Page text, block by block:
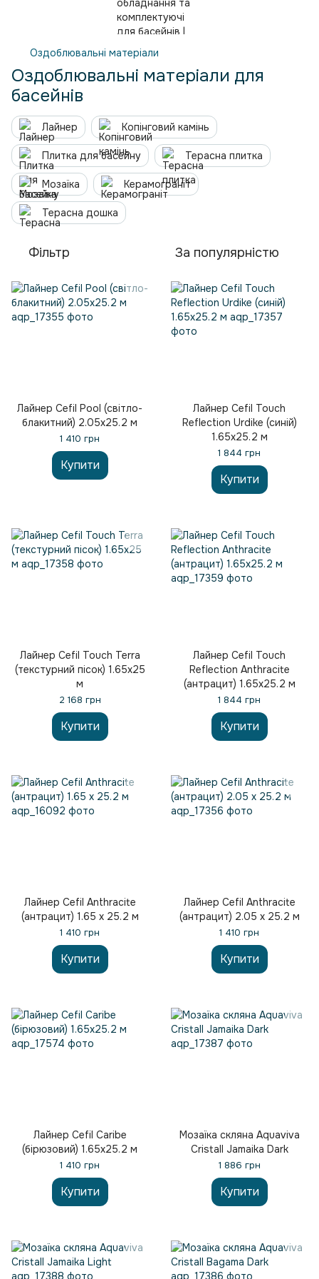
Оздоблювальні матеріали
Оздоблювальні матеріали для
басейнів
Лайнер Копінговий камінь
Плитка для басейну Терасна плитка
Мозаїка Керамограніт
Терасна дошка
Фільтр За популярністю
Лайнер Cefil Pool (світло-
блакитний) 2.05х25.2 м
1 410 грн
Купити
Лайнер Cefil Touch
Reflection Urdike (синій)
1.65х25.2 м
1 844 грн
Купити
Лайнер Cefil Touch Terra
(текстурний пісок) 1.65х25
м
2 168 грн
Купити
Лайнер Cefil Touch
Reflection Anthracite
(антрацит) 1.65х25.2 м
1 844 грн
Купити
Лайнер Cefil Anthracite
(антрацит) 1.65 х 25.2 м
1 410 грн
Купити
Лайнер Cefil Anthracite
(антрацит) 2.05 х 25.2 м
1 410 грн
Купити
Лайнер Cefil Caribe
(бірюзовий) 1.65х25.2 м
1 410 грн
Купити
Мозаїка скляна Aquaviva
Сristall Jamaika Dark
1 886 грн
Купити